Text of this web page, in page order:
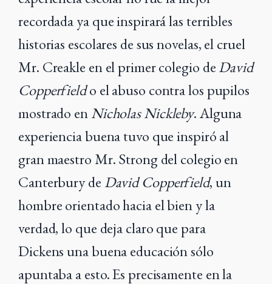
recordada ya que inspirará las terribles
historias escolares de sus novelas, el cruel
Mr. Creakle en el primer colegio deDavid
Copperfieldo el abuso contra los pupilos
mostrado enNicholas Nickleby. Alguna
experiencia buena tuvo que inspiró al
gran maestro Mr. Strong del colegio en
Canterbury de David Copperfield, un
hombre orientado hacia el bien y la
verdad, lo que deja claro que para
Dickens una buena educación sólo
apuntaba a esto. Es precisamente en la